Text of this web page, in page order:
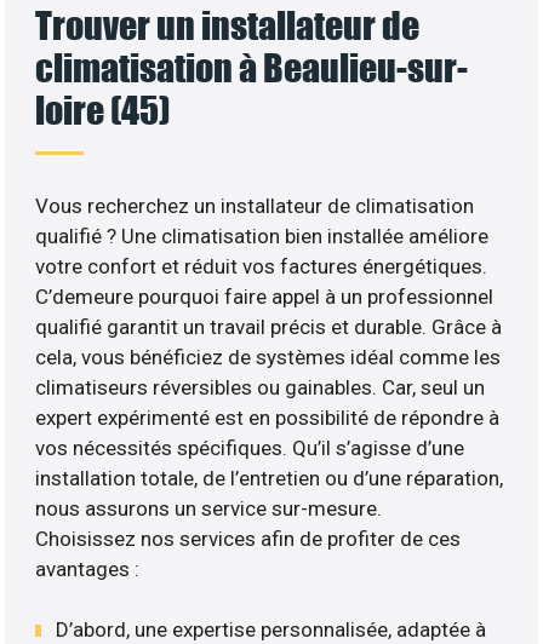
Trouver un installateur de
climatisation à Beaulieu-sur-
loire (45)
Vous recherchez un installateur de climatisation
qualifié ? Une climatisation bien installée améliore
votre confort et réduit vos factures énergétiques.
C’demeure pourquoi faire appel à un professionnel
qualifié garantit un travail précis et durable. Grâce à
cela, vous bénéficiez de systèmes idéal comme les
climatiseurs réversibles ou gainables. Car, seul un
expert expérimenté est en possibilité de répondre à
vos nécessités spécifiques. Qu’il s’agisse d’une
installation totale, de l’entretien ou d’une réparation,
nous assurons un service sur-mesure.
Choisissez nos services afin de profiter de ces
avantages :
D’abord, une expertise personnalisée, adaptée à